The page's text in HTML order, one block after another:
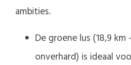
ambities.
De groene lus (18,9 km
onverhard) is ideaal